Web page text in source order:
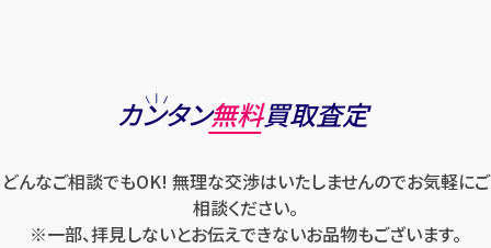
カンタン無料買取査定
どんなご相談でもOK! 無理な交渉はいたしませんのでお気軽にご
相談ください。
※一部、拝見しないとお伝えできないお品物もございます。